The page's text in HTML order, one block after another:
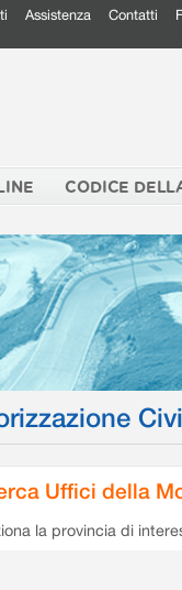
Assistenza Contatti
CODICE
Uffici della
la provincia di